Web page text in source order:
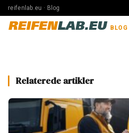
reifenlab.eu · Blog
REIFENLAB.EU BLOG
Relaterede artikler